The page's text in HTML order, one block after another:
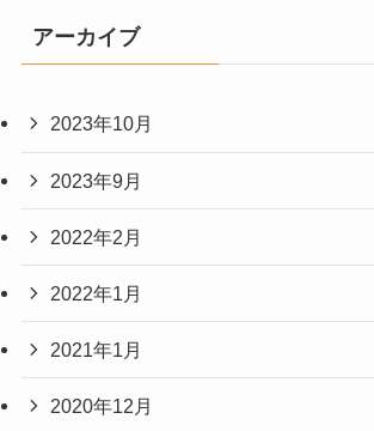
アーカイブ
2023年10月
2023年9月
2022年2月
2022年1月
2021年1月
2020年12月